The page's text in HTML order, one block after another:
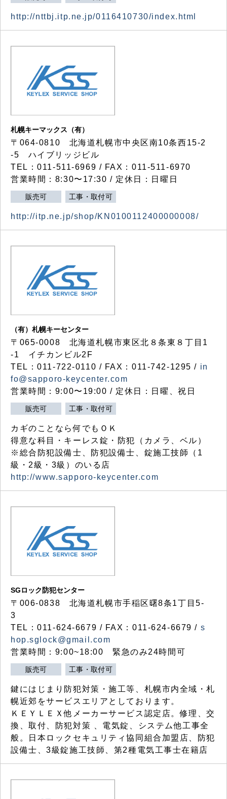
http://nttbj.itp.ne.jp/0116410730/index.html
札幌キーマックス（有）
〒064-0810 北海道札幌市中央区南10条西15-2
-5 ハイブリッジビル
TEL：011-511-6969 / FAX：011-511-6970
営業時間：8:30〜17:30 / 定休日：日曜日
販売可 工事・取付可
http://itp.ne.jp/shop/KN0100112400000008/
（有）札幌キーセンター
〒065-0008 北海道札幌市東区北８条東８丁目1
-1 イチカンビル2F
TEL：011-722-0110 / FAX：011-742-1295 / in
fo@sapporo-keycenter.com
営業時間：9:00〜19:00 / 定休日：日曜、祝日
販売可 工事・取付可
カギのことなら何でもＯＫ
得意な科目・キーレス錠・防犯（カメラ、ベル）
※総合防犯設備士、防犯設備士、錠施工技師（1
級・2級・3級）のいる店
http://www.sapporo-keycenter.com
SGロック防犯センター
〒006-0838 北海道札幌市手稲区曙8条1丁目5-
3
TEL：011-624-6679 / FAX：011-624-6679 / s
hop.sglock@gmail.com
営業時間：9:00~18:00 緊急のみ24時間可
販売可 工事・取付可
鍵にはじまり防犯対策・施工等、札幌市内全域・札
幌近郊をサービスエリアとしております。
ＫＥＹＬＥＸ他メーカーサービス認定店。修理、交
換、取付、防犯対策 、電気錠、システム他工事全
般。日本ロックセキュリティ協同組合加盟店、防犯
設備士、3級錠施工技師、第2種電気工事士在籍店